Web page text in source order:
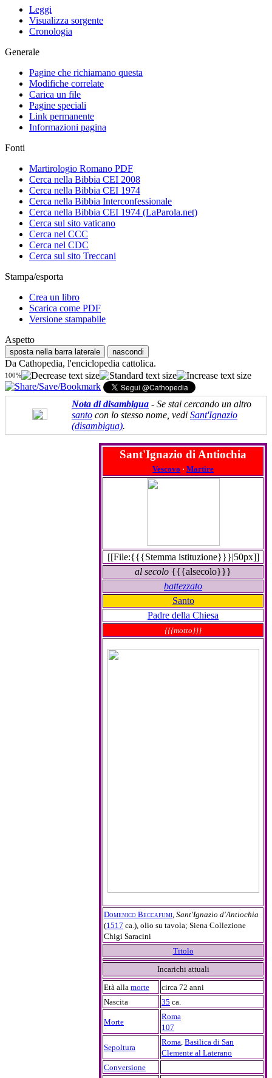
Leggi
Visualizza sorgente
Cronologia
Generale
Pagine che richiamano questa
Modifiche correlate
Carica un file
Pagine speciali
Link permanente
Informazioni pagina
Fonti
Martirologio Romano PDF
Cerca nella Bibbia CEI 2008
Cerca nella Bibbia CEI 1974
Cerca nella Bibbia Interconfessionale
Cerca nella Bibbia CEI 1974 (LaParola.net)
Cerca sul sito vaticano
Cerca nel CCC
Cerca nel CDC
Cerca sul sito Treccani
Stampa/esporta
Crea un libro
Scarica come PDF
Versione stampabile
Aspetto
sposta nella barra laterale nascondi
Da Cathopedia, l'enciclopedia cattolica.
100%
Nota di disambigua - Se stai cercando un altro
santo con lo stesso nome, vedi Sant'Ignazio
(disambigua).
Sant'Ignazio di Antiochia
Vescovo · Martire
[[File:{{{Stemma istituzione}}}|50px]]
al secolo {{{alsecolo}}}
battezzato
Santo
Padre della Chiesa
{{{motto}}}
Domenico Beccafumi, Sant'Ignazio d'Antiochia
(1517 ca.), olio su tavola; Siena Collezione
Chigi Saracini
Titolo
Incarichi attuali
Età alla morte
circa 72 anni
Nascita
35 ca.
Morte
Roma
107
Sepoltura
Roma, Basilica di San
Clemente al Laterano
Conversione